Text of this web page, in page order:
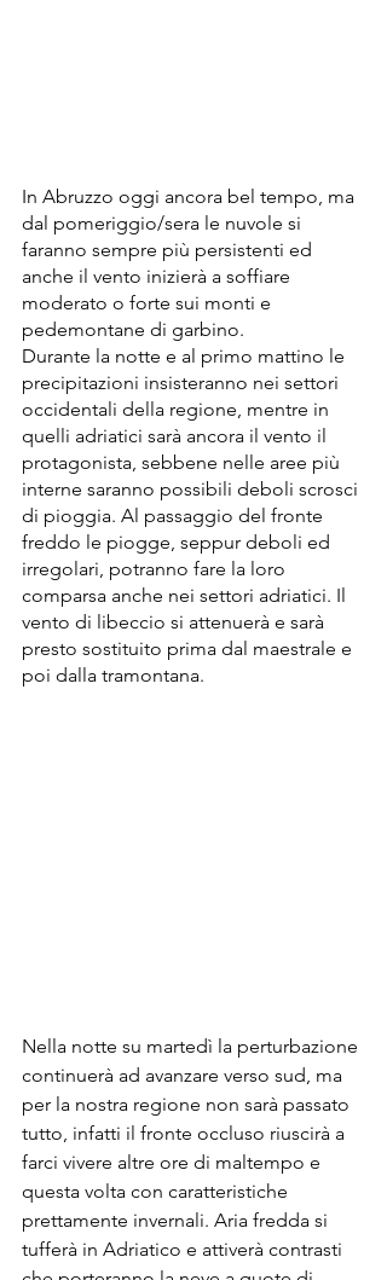
In Abruzzo oggi ancora bel tempo, ma
dal pomeriggio/sera le nuvole si
faranno sempre più persistenti ed
anche il vento inizierà a soffiare
moderato o forte sui monti e
pedemontane di garbino.
Durante la notte e al primo mattino le
precipitazioni insisteranno nei settori
occidentali della regione, mentre in
quelli adriatici sarà ancora il vento il
protagonista, sebbene nelle aree più
interne saranno possibili deboli scrosci
di pioggia. Al passaggio del fronte
freddo le piogge, seppur deboli ed
irregolari, potranno fare la loro
comparsa anche nei settori adriatici. Il
vento di libeccio si attenuerà e sarà
presto sostituito prima dal maestrale e
poi dalla tramontana.
Nella notte su martedì la perturbazione
continuerà ad avanzare verso sud, ma
per la nostra regione non sarà passato
tutto, infatti il fronte occluso riuscirà a
farci vivere altre ore di maltempo e
questa volta con caratteristiche
prettamente invernali. Aria fredda si
tufferà in Adriatico e attiverà contrasti